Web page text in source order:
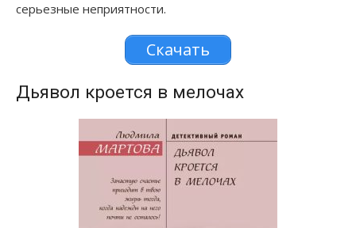
серьезные неприятности.
Скачать
Дьявол кроется в мелочах